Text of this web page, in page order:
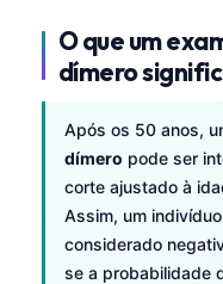
O que um
dímero
Após os 50 anos,
dímero pode ser
corte ajustado à
Assim, um
considerado
se a probabilidade